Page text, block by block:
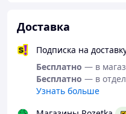
Доставка
Подписка на
Бесплатно — в
Бесплатно — в
Узнать больше